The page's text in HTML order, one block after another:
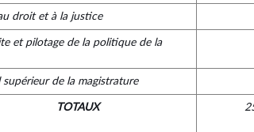
droit et à la justice
et pilotage de la politique de la
supérieur de la magistrature
TOTAUX